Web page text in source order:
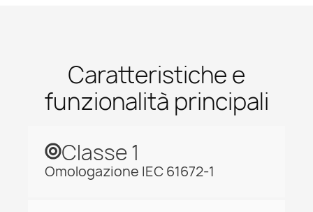
Caratteristiche e
funzionalità principali
Classe 1
Omologazione IEC 61672-1